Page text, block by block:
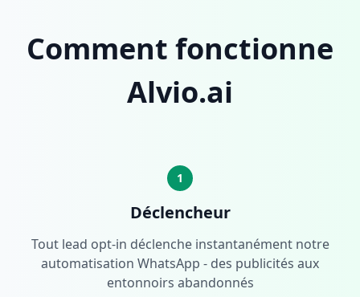
Comment fonctionne
Alvio.ai
1
Déclencheur
Tout lead opt-in déclenche instantanément notre
automatisation WhatsApp - des publicités aux
entonnoirs abandonnés